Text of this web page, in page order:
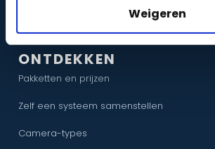
Weigeren
ONTDEKKEN
Pakketten en prijzen
Zelf een systeem samenstellen
Camera-types